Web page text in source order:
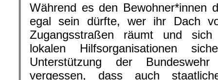
Während es den Bewohner*innen
egal sein dürfte, wer ihr Dach
Zugangsstraßen räumt und
lokalen Hilfsorganisationen
Unterstützung der
vergessen, dass auch